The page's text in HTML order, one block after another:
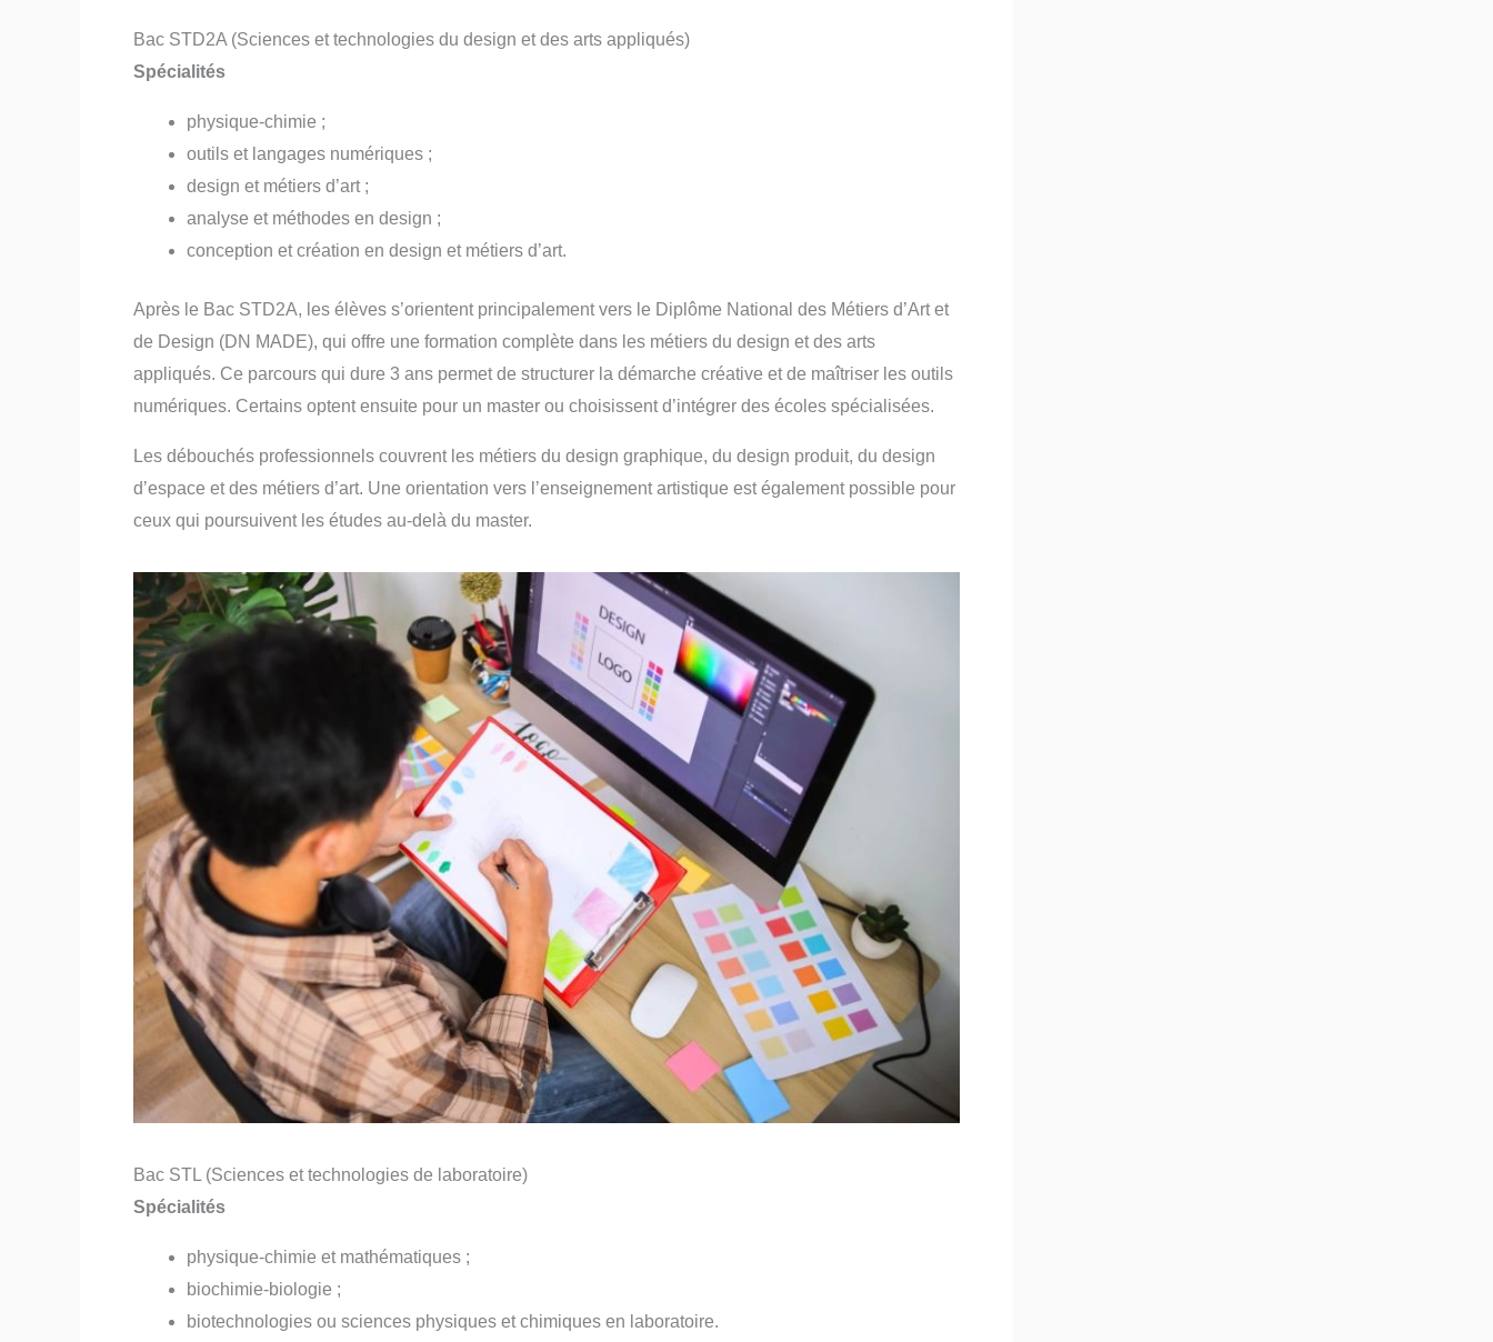
Bac STD2A (Sciences et technologies du design et des arts appliqués)
Spécialités
physique-chimie ;
outils et langages numériques ;
design et métiers d’art ;
analyse et méthodes en design ;
conception et création en design et métiers d’art.
Après le Bac STD2A, les élèves s’orientent principalement vers le Diplôme National des Métiers d’Art et
de Design (DN MADE), qui offre une formation complète dans les métiers du design et des arts
appliqués. Ce parcours qui dure 3 ans permet de structurer la démarche créative et de maîtriser les outils
numériques. Certains optent ensuite pour un master ou choisissent d’intégrer des écoles spécialisées.
Les débouchés professionnels couvrent les métiers du design graphique, du design produit, du design
d’espace et des métiers d’art. Une orientation vers l’enseignement artistique est également possible pour
ceux qui poursuivent les études au-delà du master.
Bac STL (Sciences et technologies de laboratoire)
Spécialités
physique-chimie et mathématiques ;
biochimie-biologie ;
biotechnologies ou sciences physiques et chimiques en laboratoire.